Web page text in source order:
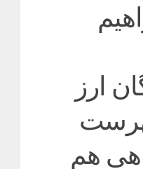
ارز
هم